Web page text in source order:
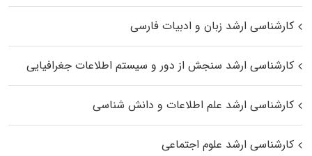
کارشناسی ارشد زبان و ادبیات فارسی
کارشناسی ارشد سنجش از دور و سیستم اطلاعات جغرافیایی
کارشناسی ارشد علم اطلاعات و دانش شناسی
کارشناسی ارشد علوم اجتماعی